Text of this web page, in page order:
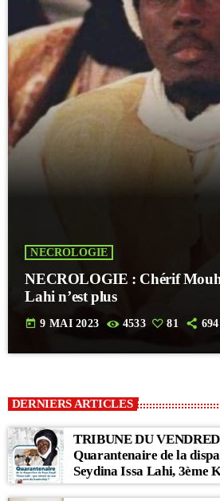
NECROLOGIE
NECROLOGIE : Chérif
Lahi n’est plus
today 9 MAI 2023 4533 81 694
DERNIERS ARTICLES
TRIBUNE DU
Quarantenaire de la
Seydina Issa Lahi, 3ème